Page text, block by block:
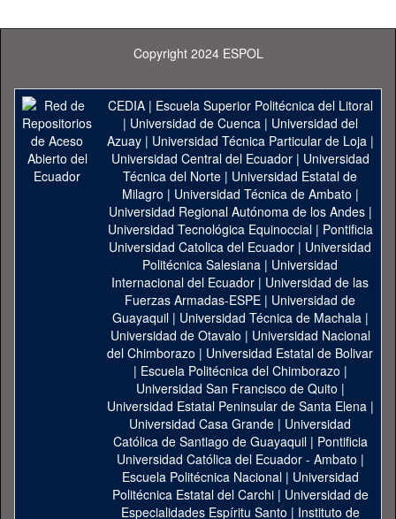
Copyright 2024 ESPOL
CEDIA| Escuela Superior Politécnica del Litoral
| Universidad de Cuenca| Universidad del
Azuay| Universidad Técnica Particular de Loja|
Universidad Central del Ecuador| Universidad
Técnica del Norte | Universidad Estatal de
Milagro | Universidad Técnica de Ambato |
Universidad Regional Autónoma de los Andes|
Universidad Tecnológica Equinoccial| Pontificia
Universidad Catolica del Ecuador | Universidad
Politécnica Salesiana | Universidad
Internacional del Ecuador | Universidad de las
Fuerzas Armadas-ESPE | Universidad de
Guayaquil| Universidad Técnica de Machala|
Universidad de Otavalo | Universidad Nacional
del Chimborazo | Universidad Estatal de Bolivar
| Escuela Politécnica del Chimborazo |
Universidad San Francisco de Quito |
Universidad Estatal Peninsular de Santa Elena|
Universidad Casa Grande | Universidad
Católica de Santiago de Guayaquil| Pontificia
Universidad Católica del Ecuador - Ambato |
Escuela Politécnica Nacional| Universidad
Politécnica Estatal del Carchi| Universidad de
Especialidades Espíritu Santo | Instituto de